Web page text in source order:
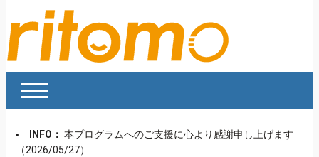
INFO： 本プログラムへのご支援に心より感謝申し上げます
（2026/05/27）